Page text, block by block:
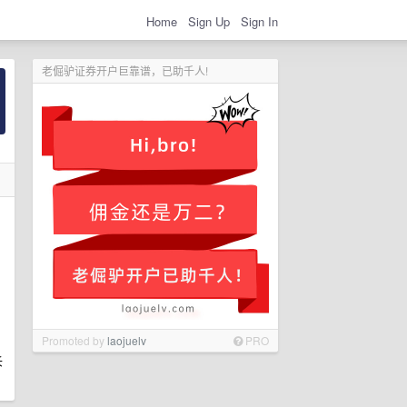
Home Sign Up Sign In
老倔驴证券开户巨靠谱，已助千人!
Promoted bylaojuelv PRO